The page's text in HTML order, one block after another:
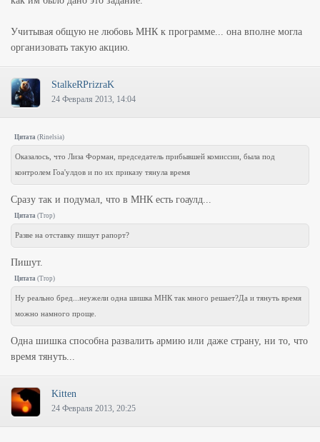
Учитывая общую не любовь МНК к программе... она вполне могла
организовать такую акцию.
StalkeRPrizraK
24 Февраля 2013, 14:04
Цитата (Rinelsia)
Оказалось, что Лиза Форман, председатель прибывшей комиссии, была под
контролем Гоа'улдов и по их приказу тянула время
Сразу так и подумал, что в МНК есть гоаулд...
Цитата (Trop)
Разве на отставку пишут рапорт?
Пишут.
Цитата (Trop)
Ну реально бред...неужели одна шишка МНК так много решает?Да и тянуть время
можно намного проще.
Одна шишка способна развалить армию или даже страну, ни то, что
время тянуть...
Kitten
24 Февраля 2013, 20:25